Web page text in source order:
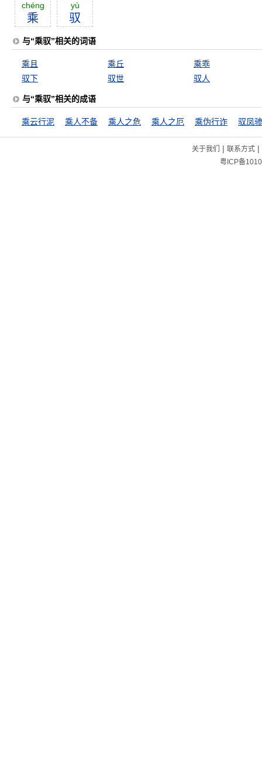
chéng
乘
yù
驭
与“乘驭”相关的词语
乘且 乘丘
乘乖
驭下
驭世 驭人
与“乘驭”相关的成语
乘云行泥 乘人不备 乘人之危 乘人之厄 乘伪行诈 驭凤
关于我们 | 联系方式|
粤ICP备